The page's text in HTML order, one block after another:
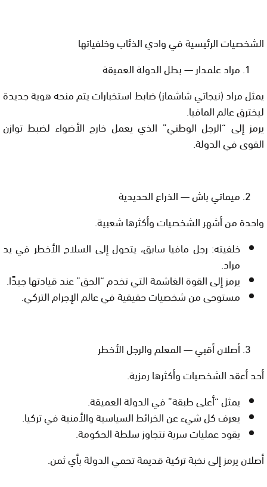
الشخصيات الرئيسية في وادي الذئاب وخلفياتها
مراد علمدار — بطل الدولة العميقة
يمثل مراد (نيجاتي شاشماز) ضابط استخبارات يتم منحه هوية جديدة
ليخترق عالم المافيا.
يرمز إلى “الرجل الوطني” الذي يعمل خارج الأضواء لضبط توازن
القوى في الدولة.
ميماتي باش — الذراع الحديدية
واحدة من أشهر الشخصيات وأكثرها شعبية.
خلفيته: رجل مافيا سابق، يتحول إلى السلاح الأخطر في يد
مراد.
يرمز إلى القوة الغاشمة التي تخدم “الحق” عند قيادتها جيدًا.
مستوحى من شخصيات حقيقية في عالم الإجرام التركي.
أصلان أقبي — المعلم والرجل الأخطر
أحد أعقد الشخصيات وأكثرها رمزية.
يمثل “أعلى طبقة” في الدولة العميقة.
يعرف كل شيء عن الخرائط السياسية والأمنية في تركيا.
يقود عمليات سرية تتجاوز سلطة الحكومة.
أصلان يرمز إلىنخبة تركية قديمة تحمي الدولة بأي ثمن.